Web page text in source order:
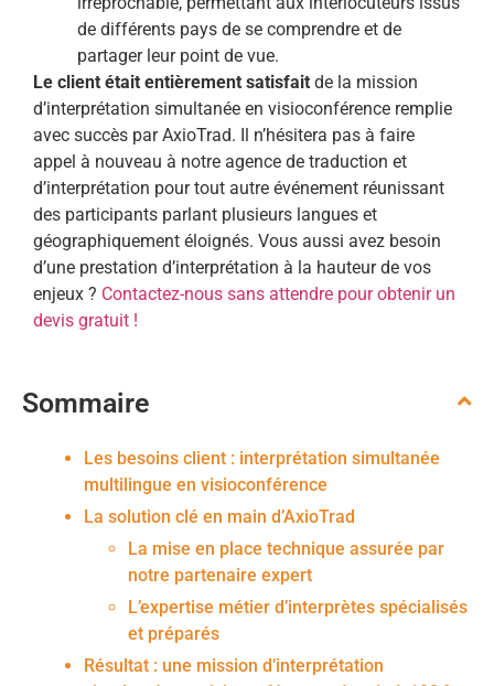
de différents pays de se comprendre et de
partager leur point de vue.
Le client était entièrement satisfait de la mission
d’interprétation simultanée en visioconférence remplie
avec succès par AxioTrad. Il n’hésitera pas à faire
appel à nouveau à notre agence de traduction et
d’interprétation pour tout autre événement réunissant
des participants parlant plusieurs langues et
géographiquement éloignés. Vous aussi avez besoin
d’une prestation d’interprétation à la hauteur de vos
enjeux ? Contactez-nous sans attendre pour obtenir un
devis gratuit !
Sommaire
Les besoins client : interprétation simultanée
multilingue en visioconférence
La solution clé en main d’AxioTrad
La mise en place technique assurée par
notre partenaire expert
L’expertise métier d’interprètes spécialisés
et préparés
Résultat : une mission d’interprétation